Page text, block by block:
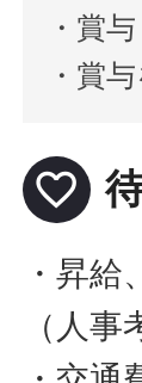
・賞
・賞
favorite_border
・昇給
（人事